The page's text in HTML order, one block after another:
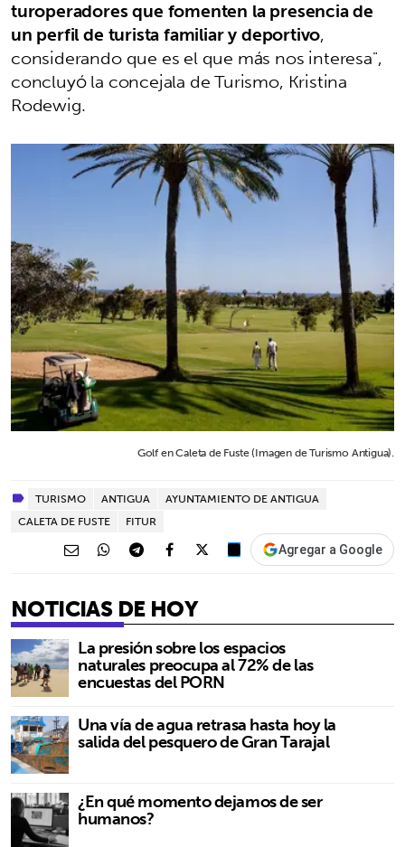
turoperadores que fomenten la presencia de
un perfil de turista familiar y deportivo,
considerando que es el que más nos interesa",
concluyó la concejala de Turismo, Kristina
Rodewig.
Golf en Caleta de Fuste (Imagen de Turismo Antigua).
TURISMO ANTIGUA
AYUNTAMIENTO DE ANTIGUA
CALETA DE FUSTE
FITUR
Agregar a Google
NOTICIAS DE HOY
La presión sobre los espacios
naturales preocupa al 72% de las
encuestas del PORN
Una vía de agua retrasa hasta hoy la
salida del pesquero de Gran Tarajal
¿En qué momento dejamos de ser
humanos?